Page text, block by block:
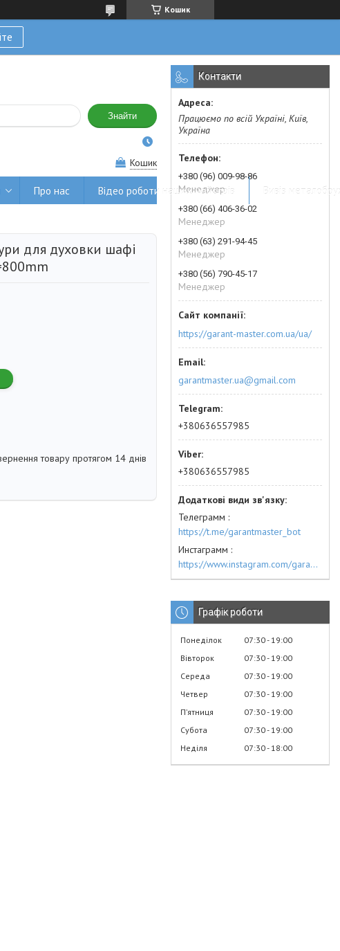
Кошик
Знайти
Кошик
Про нас Відео роботи наших майстрів Вивіз
для духовки шафі
товару протягом 14 днів
Контакти
Працюємо по всій Україні, Київ,
Україна
+380 (96) 009-98-86
Менеджер
+380 (66) 406-36-02
Менеджер
+380 (63) 291-94-45
Менеджер
+380 (56) 790-45-17
Менеджер
https://garant-master.com.ua/ua/
garantmaster.ua@gmail.com
+380636557985
+380636557985
Телеграмм
https://t.me/garantmaster_bot
Инстаграмм
https://www.instagram.com/garantmaster.ua/
Графік роботи
Понеділок 07:30 19:00
Вівторок
07:30 19:00
Середа
07:30 19:00
Четвер
07:30 19:00
Пʼятниця
07:30 19:00
Субота
07:30 19:00
Неділя
07:30 18:00